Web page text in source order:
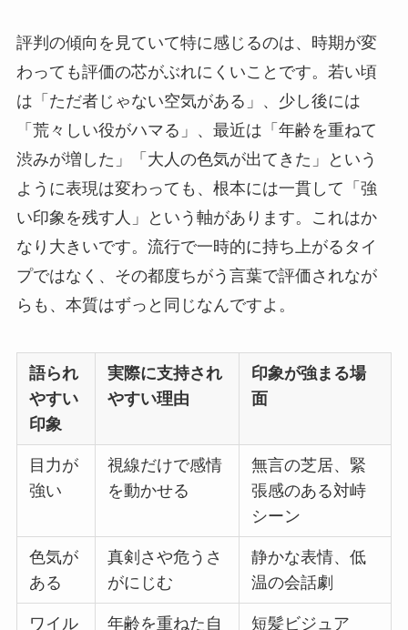
評判の傾向を見ていて特に感じるのは、時期が変
わっても評価の芯がぶれにくいことです。若い頃
は「ただ者じゃない空気がある」、少し後には
「荒々しい役がハマる」、最近は「年齢を重ねて
渋みが増した」「大人の色気が出てきた」という
ように表現は変わっても、根本には一貫して「強
い印象を残す人」という軸があります。これはか
なり大きいです。流行で一時的に持ち上がるタイ
プではなく、その都度ちがう言葉で評価されなが
らも、本質はずっと同じなんですよ。
語られ
やすい
印象
実際に支持され
やすい理由
印象が強まる場
面
目力が
強い
視線だけで感情
を動かせる
無言の芝居、緊
張感のある対峙
シーン
色気が
ある
真剣さや危うさ
がにじむ
静かな表情、低
温の会話劇
ワイル
年齢を重ねた自
短髪ビジュア